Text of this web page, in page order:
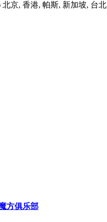
北京, 香港, 帕斯, 新加坡, 台北
方俱乐部